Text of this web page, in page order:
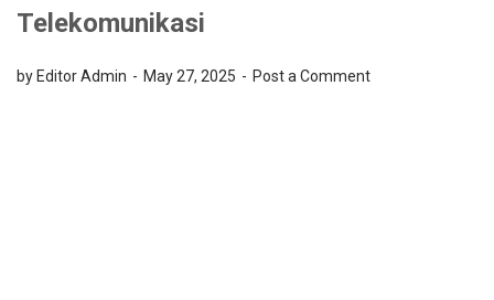
Telekomunikasi
by Editor Admin May 27, 2025 Post a Comment